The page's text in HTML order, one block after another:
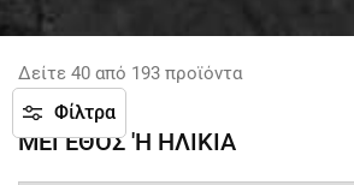
Φίλτρα
Δείτε 40 από 193 προϊόντα
ΜΕΓΕΘΟΣ 'Η ΗΛΙΚΙΑ